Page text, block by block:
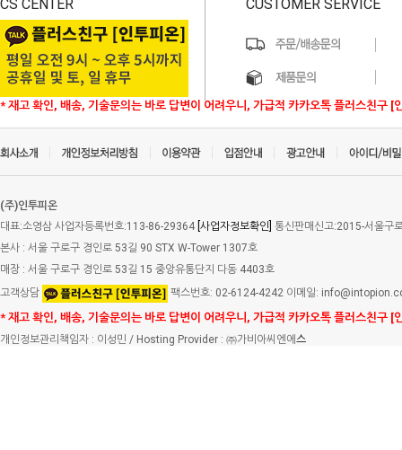
CS CENTER
* 재고 확인, 배송, 기술문의는 바로 답변이 어려우니, 가급적 카카오톡 플러스친구 [
CUSTOMER SERVICE
(주)인투피온
대표:소영삼 사업자등록번호:113-86-29364 [사업자정보확인] 통신판매신고:2015-서울구
본사 : 서울 구로구 경인로 53길 90 STX W-Tower 1307호
매장 : 서울 구로구 경인로 53길 15 중앙유통단지 다동 4403호
고객상담
팩스번호: 02-6124-4242 이메일:
* 재고 확인, 배송, 기술문의는 바로 답변이 어려우니, 가급적 카카오톡 플러스친구 [
개인정보관리책임자 : 이성민 / Hosting Provider : ㈜가비아씨엔에 스